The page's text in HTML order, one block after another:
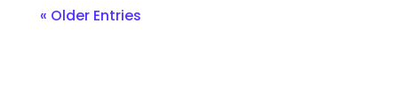
« Older Entries